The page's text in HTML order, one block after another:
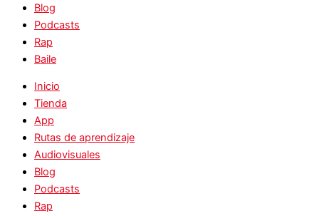
Blog
Podcasts
Rap
Baile
Inicio
Tienda
App
Rutas de aprendizaje
Audiovisuales
Blog
Podcasts
Rap